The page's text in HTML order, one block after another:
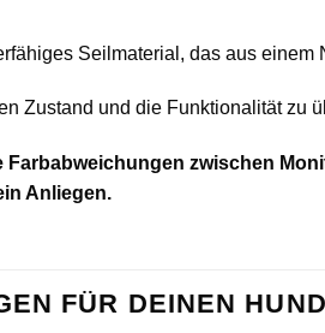
Seilmaterial, das aus
Zustand und die Funktionalität zu
zwischen
Anliegen.
FÜR DEINEN HUND